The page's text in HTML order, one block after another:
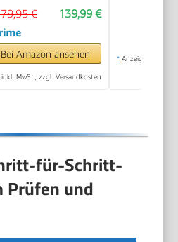
139,99 €
€
Bei Amazon ansehen
inkl. MwSt., zzgl. Versandkosten
* Anzeige
für-Schritt-
Prüfen und